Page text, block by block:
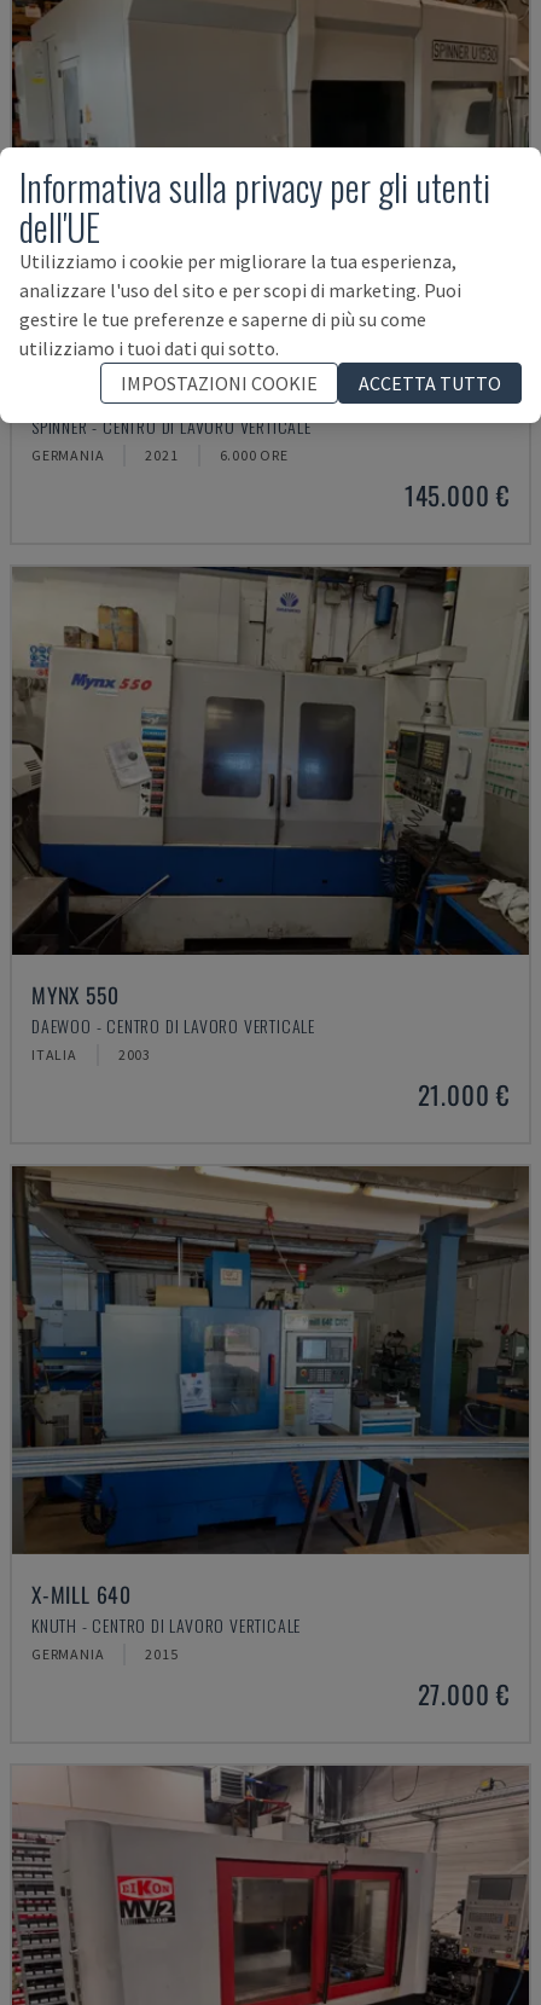
U5-1530
SPINNER - CENTRO DI LAVORO VERTICALE
GERMANIA 2021 6.000 ORE
145.000 €
MYNX 550
DAEWOO - CENTRO DI LAVORO VERTICALE
ITALIA 2003
21.000 €
X-MILL 640
KNUTH - CENTRO DI LAVORO VERTICALE
GERMANIA 2015
27.000 €
Informativa sulla privacy per gli utenti
dell'UE
Utilizziamo i cookie per migliorare la tua esperienza,
analizzare l'uso del sito e per scopi di marketing. Puoi
gestire le tue preferenze e saperne di più su come
utilizziamo i tuoi dati qui sotto.
IMPOSTAZIONI COOKIE
ACCETTA TUTTO